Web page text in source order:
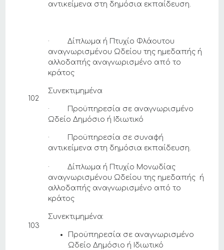
αντικείμενα στη δημόσια εκπαίδευση.
102
· Δίπλωμα ή Πτυχίο Φλάουτου
αναγνωρισμένου Ωδείου της ημεδαπής ή
αλλοδαπής αναγνωρισμένο από το
κράτος
Συνεκτιμημένα
· Προϋπηρεσία σε αναγνωρισμένο
Ωδείο Δημόσιο ή Ιδιωτικό
· Προϋπηρεσία σε συναφή
αντικείμενα στη δημόσια εκπαίδευση.
103
· Δίπλωμα ή Πτυχίο Μονωδίας
αναγνωρισμένου Ωδείου της ημεδαπής ή
αλλοδαπής αναγνωρισμένο από το
κράτος
Συνεκτιμημένα:
Προϋπηρεσία σε αναγνωρισμένο
Ωδείο Δημόσιο ή Ιδιωτικό